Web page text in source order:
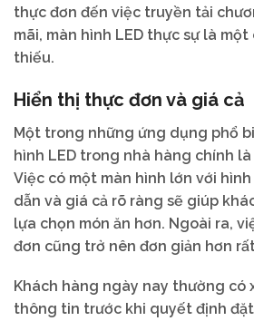
thực đơn đến việc truyền tải
mãi, màn hình LED thực sự là
thiếu.
Hiển thị thực đơn và giá cả
Một trong những ứng dụng phổ
hình LED trong nhà hàng chính
Việc có một màn hình lớn với
dẫn và giá cả rõ ràng sẽ giúp
lựa chọn món ăn hơn. Ngoài ra,
đơn cũng trở nên đơn giản hơn
Khách hàng ngày nay thường có
thông tin trước khi quyết định đặt